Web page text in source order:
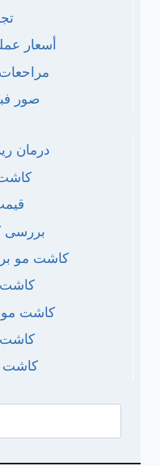
أسعار
مراحعات
صور
درمان
بررسی
کاشت مو
کاشت
کاشت
کاشت
کاشت